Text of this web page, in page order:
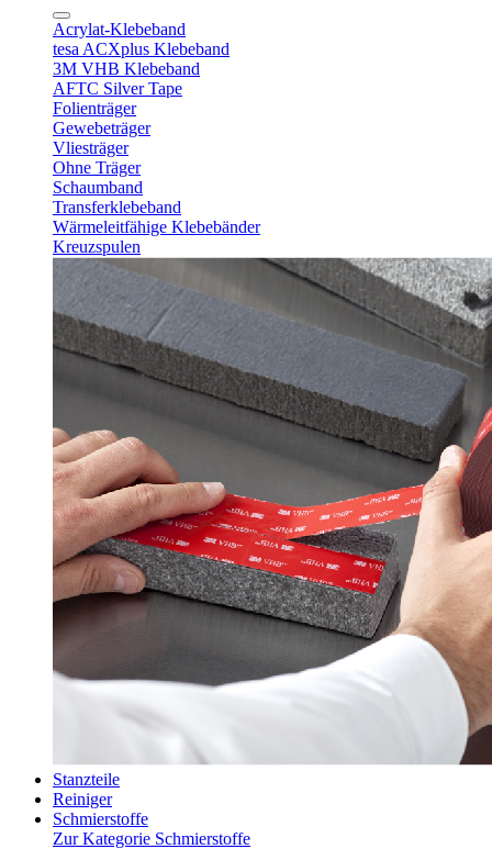
Acrylat-Klebeband
tesa ACXplus Klebeband
3M VHB Klebeband
AFTC Silver Tape
Folienträger
Gewebeträger
Vliesträger
Ohne Träger
Schaumband
Transferklebeband
Wärmeleitfähige Klebebänder
Kreuzspulen
Stanzteile
Reiniger
Schmierstoffe
Zur Kategorie Schmierstoffe